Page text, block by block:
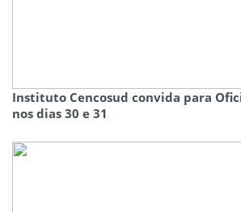
Instituto Cencosud convida para
nos dias 30 e 31